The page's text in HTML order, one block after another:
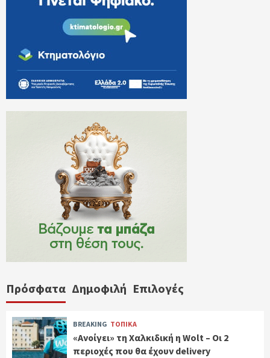
Πρόσφατα Δημοφιλή Επιλογές
BREAKING ΤΟΠΙΚΑ
«Ανοίγει» τη Χαλκιδική η Wolt – Οι 2
περιοχές που θα έχουν delivery